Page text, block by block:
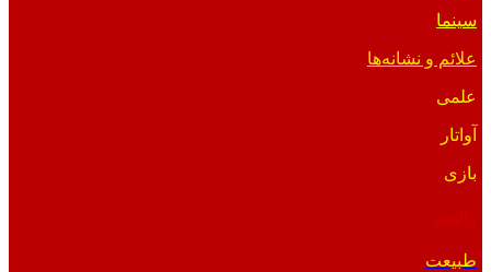
سینما
علائم و نشانه‌ها
علمی
آواتار
بازی
طبیعت